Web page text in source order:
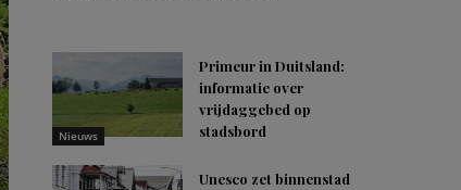
Nieuws
Primeur in Duitsland:
informatie over
vrijdaggebed op
stadsbord
Unesco zet binnenstad